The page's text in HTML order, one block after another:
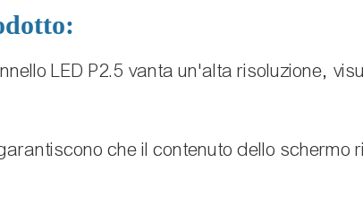
LED P2.5 vanta un'alta risoluzione,
che il contenuto dello